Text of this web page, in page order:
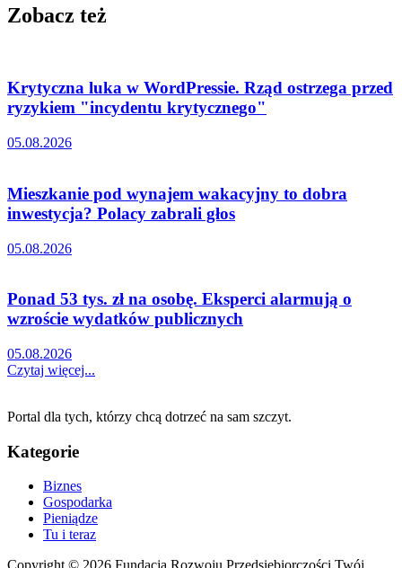
Zobacz też
Krytyczna luka w WordPressie. Rząd ostrzega przed
ryzykiem "incydentu krytycznego"
05.08.2026
Mieszkanie pod wynajem wakacyjny to dobra
inwestycja? Polacy zabrali głos
05.08.2026
Ponad 53 tys. zł na osobę. Eksperci alarmują o
wzroście wydatków publicznych
05.08.2026
Czytaj więcej...
Portal dla tych, którzy chcą dotrzeć na sam szczyt.
Kategorie
Biznes
Gospodarka
Pieniądze
Tu i teraz